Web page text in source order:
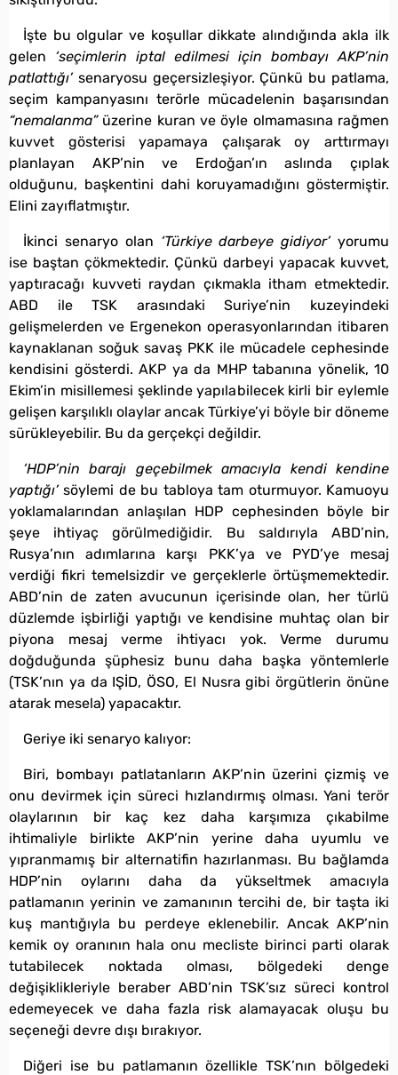
İşte bu olgular ve koşullar dikkate alındığında akla ilk
gelen ‘seçimlerin iptal edilmesi için bombayı AKP’nin
patlattığı’senaryosu geçersizleşiyor. Çünkü bu patlama,
seçim kampanyasını terörle mücadelenin başarısından
“nemalanma”üzerine kuran ve öyle olmamasına rağmen
kuvvet gösterisi yapamaya çalışarak oy arttırmayı
planlayan AKP’nin ve Erdoğan’ın aslında çıplak
olduğunu, başkentini dahi koruyamadığını göstermiştir.
Elini zayıflatmıştır.
İkinci senaryo olan ‘Türkiye darbeye gidiyor’yorumu
ise baştan çökmektedir. Çünkü darbeyi yapacak kuvvet,
yaptıracağı kuvveti raydan çıkmakla itham etmektedir.
ABD ile TSK arasındaki Suriye’nin kuzeyindeki
gelişmelerden ve Ergenekon operasyonlarından itibaren
kaynaklanan soğuk savaş PKK ile mücadele cephesinde
kendisini gösterdi. AKP ya da MHP tabanına yönelik, 10
Ekim’in misillemesi şeklinde yapılabilecek kirli bir eylemle
gelişen karşılıklı olaylar ancak Türkiye’yi böyle bir döneme
sürükleyebilir. Bu da gerçekçi değildir.
‘HDP’nin barajı geçebilmek amacıyla kendi kendine
yaptığı’söylemi de bu tabloya tam oturmuyor. Kamuoyu
yoklamalarından anlaşılan HDP cephesinden böyle bir
şeye ihtiyaç görülmediğidir. Bu saldırıyla ABD’nin,
Rusya’nın adımlarına karşı PKK’ya ve PYD’ye mesaj
verdiği fikri temelsizdir ve gerçeklerle örtüşmemektedir.
ABD’nin de zaten avucunun içerisinde olan, her türlü
düzlemde işbirliği yaptığı ve kendisine muhtaç olan bir
piyona mesaj verme ihtiyacı yok. Verme durumu
doğduğunda şüphesiz bunu daha başka yöntemlerle
(TSK’nın ya da IŞİD, ÖSO, El Nusra gibi örgütlerin önüne
atarak mesela) yapacaktır.
Geriye iki senaryo kalıyor:
Biri, bombayı patlatanların AKP’nin üzerini çizmiş ve
onu devirmek için süreci hızlandırmış olması. Yani terör
olaylarının bir kaç kez daha karşımıza çıkabilme
ihtimaliyle birlikte AKP’nin yerine daha uyumlu ve
yıpranmamış bir alternatifin hazırlanması. Bu bağlamda
HDP’nin oylarını daha da yükseltmek amacıyla
patlamanın yerinin ve zamanının tercihi de, bir taşta iki
kuş mantığıyla bu perdeye eklenebilir. Ancak AKP’nin
kemik oy oranının hala onu mecliste birinci parti olarak
tutabilecek noktada olması, bölgedeki denge
değişiklikleriyle beraber ABD’nin TSK’sız süreci kontrol
edemeyecek ve daha fazla risk alamayacak oluşu bu
seçeneği devre dışı bırakıyor.
Diğeri ise bu patlamanın özellikle TSK’nın bölgedeki